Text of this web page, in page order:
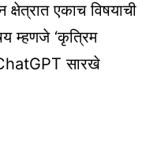
क्षेत्रात एकाच विषयाची
म्हणजे ‘कृत्रिम
ChatGPT सारखे